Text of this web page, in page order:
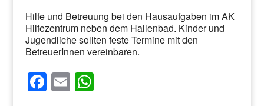
Hilfe und Betreuung bei den Hausaufgaben im AK
Hilfezentrum neben dem Hallenbad. Kinder und
Jugendliche sollten feste Termine mit den
BetreuerInnen vereinbaren.
F E W